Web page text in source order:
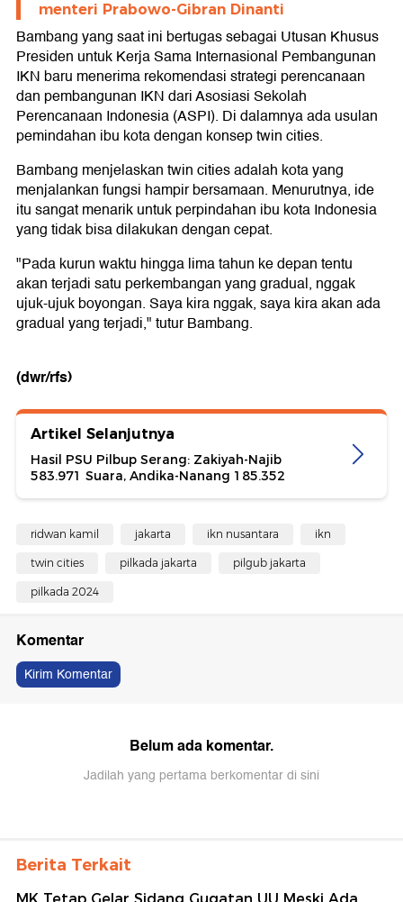
menteri Prabowo-Gibran Dinanti
Bambang yang saat ini bertugas sebagai Utusan Khusus
Presiden untuk Kerja Sama Internasional Pembangunan
IKN baru menerima rekomendasi strategi perencanaan
dan pembangunan IKN dari Asosiasi Sekolah
Perencanaan Indonesia (ASPI). Di dalamnya ada usulan
pemindahan ibu kota dengan konsep twin cities.
Bambang menjelaskan twin cities adalah kota yang
menjalankan fungsi hampir bersamaan. Menurutnya, ide
itu sangat menarik untuk perpindahan ibu kota Indonesia
yang tidak bisa dilakukan dengan cepat.
"Pada kurun waktu hingga lima tahun ke depan tentu
akan terjadi satu perkembangan yang gradual, nggak
ujuk-ujuk boyongan. Saya kira nggak, saya kira akan ada
gradual yang terjadi," tutur Bambang.
(dwr/rfs)
Artikel Selanjutnya
Hasil PSU Pilbup Serang: Zakiyah-Najib
583.971 Suara, Andika-Nanang 185.352
ridwan kamil jakarta ikn nusantara ikn
twin cities pilkada jakarta pilgub jakarta
pilkada 2024
Komentar
Kirim Komentar
Belum ada komentar.
Jadilah yang pertama berkomentar di sini
Berita Terkait